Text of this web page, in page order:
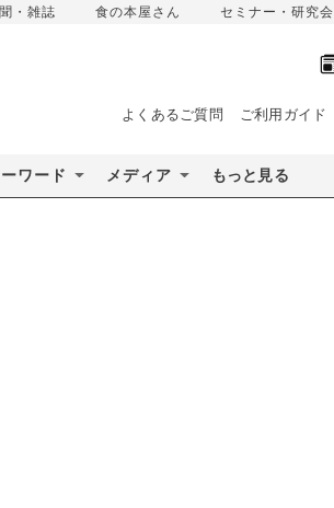
・雑誌 食の本屋さん セミナー・研究会
よくあるご質問 ご利用ガイド
ワード メディア もっと見る